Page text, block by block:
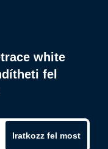
white
fel
Iratkozz fel most